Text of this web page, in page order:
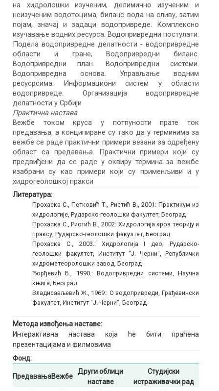
на хидролошки изученим, делимично изученим и
неизученим водотоцима, биланс вода на сливу, затим
појам, значај и задаци водопривреде. Комплексно
изучавање водних ресурса. Водопривредни постулати.
Подела водопривредне делатности - водопривредне
области и гране, Водопривредни биланс.
Водопривредни план. Водопривредни системи.
Водопривредна основа. Управљање водним
ресусрсима. Информациони систем у области
водопривреде. Организација водопривредне
делатности у Србији
Практична настава
Вежбе током круса у потпуности прате ток
предавања, а конципиране су тако да у терминима за
вежбе се раде практични примери везани за одређену
област са предавања. Практични примери који су
предвиђени да се раде у оквиру термина за вежбе
изабрани су као примери који су применљиви и у
хидрогеолошкој пракси
Литература:
Прохаска С., Петковић Т., Ристић В., 2001: Практикум из
хидрологије, Рударско-геолошки факултет, Београд
Прохаска С., Ристић В., 2002: Хидрологија кроз теорију и
праксу, Рударско-геолошки факултет, Београд
Прохаска С., 2003.: Хидрологија I део, Рударско-
геолошки факултет, Институт "Ј. Черни", Републички
хидрометеоролошки завод, Београд
Ђорђевић Б., 1990.: Водопривредни системи, Научна
књига, Београд
Владисављевић Ж., 1969.: О водопривреди, Грађевински
факултет, Институт "Ј. Черни", Београд
Метода извођења наставе:
Интерактивна настава која ће бити праћена
презентацијама и филмовима
Фонд:
ПредавањаВежбе
Други облици
наставе
Студијски
истраживачки рад